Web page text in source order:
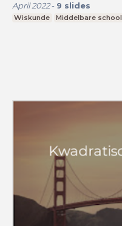
April 2022- 9 slides
Wiskunde Middelbare school